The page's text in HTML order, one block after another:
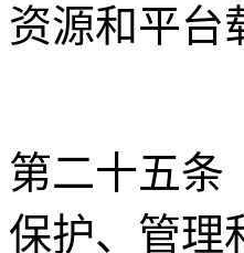
资源和平台
第二十五
保护、管理